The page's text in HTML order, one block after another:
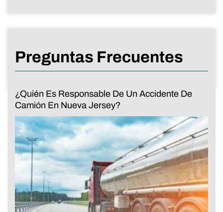
Preguntas Frecuentes
¿Quién Es Responsable De Un Accidente De
Camión En Nueva Jersey?